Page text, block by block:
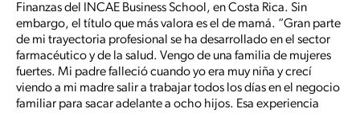
Finanzas del INCAE Business School, en Costa Rica. Sin
embargo, el título que más valora es el de mamá. “Gran parte
de mi trayectoria profesional se ha desarrollado en el sector
farmacéutico y de la salud. Vengo de una familia de mujeres
fuertes. Mi padre falleció cuando yo era muy niña y crecí
viendo a mi madre salir a trabajar todos los días en el negocio
familiar para sacar adelante a ocho hijos. Esa experiencia